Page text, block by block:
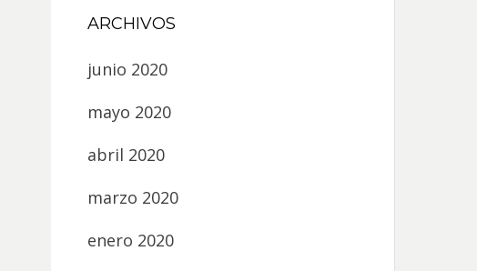
ARCHIVOS
junio 2020
mayo 2020
abril 2020
marzo 2020
enero 2020